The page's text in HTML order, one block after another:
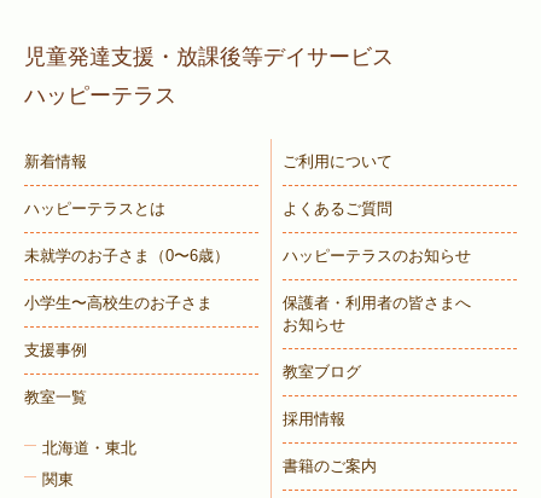
児童発達支援・放課後等デイサービス
ハッピーテラス
新着情報
ハッピーテラスとは
未就学のお子さま （0〜6歳）
小学生〜高校生のお子さま
支援事例
教室一覧
北海道・東北
関東
ご利用について
よくあるご質問
ハッピーテラスのお知らせ
保護者・利用者の皆さまへ
お知らせ
教室ブログ
採用情報
書籍のご案内